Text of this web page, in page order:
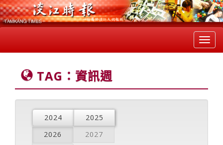
TAG：資訊週
2024
2025
2026
2027